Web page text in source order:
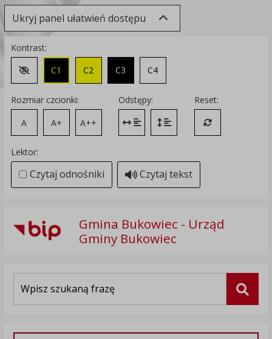
Ukryj panel ułatwień dostępu
Kontrast:
Zmień kontrast na domyślny
C1 C2 C3 C4
Rozmiar czcionki:
A
A+ A++
Odstępy:
Zmień odstęp między literami
Zmień interlinię i margines
Reset:
Przywróć
Lektor:
Czytaj odnośniki Czytaj tekst
Gmina Bukowiec - Urząd
Gminy Bukowiec